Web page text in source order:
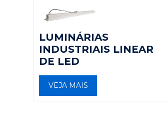
LUMINÁRIAS
INDUSTRIAIS LINEAR
DE LED
VEJA MAIS